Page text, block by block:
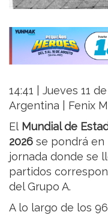
14:41 | Jueves 11
Argentina | Fenix
El Mundial de
2026 se pondrá en
jornada donde se
partidos
del Grupo A.
A lo largo de los